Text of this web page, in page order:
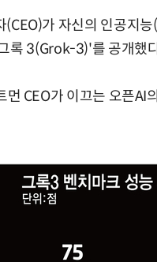
가 자신의 인공지능
록 3(Grok-3)'를 공개했
CEO가 이끄는 오픈AI